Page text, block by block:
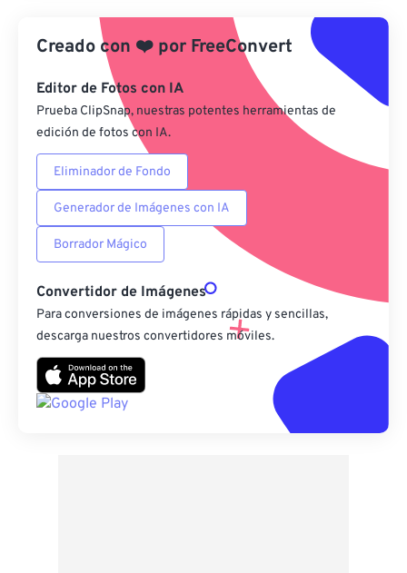
Aplicar desde el ajuste preestablecido
Guardar como preestablecido
Creado con ❤️ por FreeConvert
Editor de Fotos con IA
Prueba ClipSnap, nuestras potentes herramientas de
edición de fotos con IA.
Eliminador de Fondo
Generador de Imágenes con IA
Borrador Mágico
Convertidor de Imágenes
Para conversiones de imágenes rápidas y sencillas,
descarga nuestros convertidores móviles.